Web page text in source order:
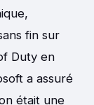
fin sur
Duty en
a assuré
était une